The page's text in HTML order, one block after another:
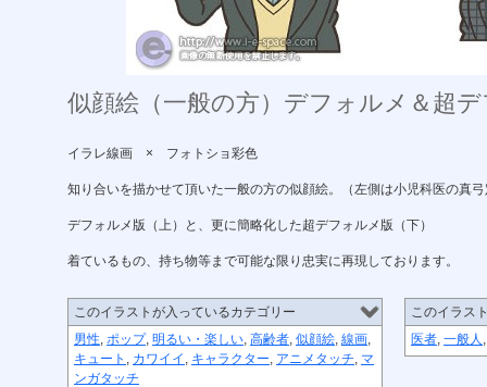
似顔絵（一般の方）デフォルメ＆超
イラレ線画 × フォトショ彩色
知り合いを描かせて頂いた一般の方の似顔絵。（左側は小児科医の真
デフォルメ版（上）と、更に簡略化した超デフォルメ版（下）
着ているもの、持ち物等まで可能な限り忠実に再現しております。
このイラストが入っているカテゴリー
男性, ポップ, 明るい・楽しい, 高齢者, 似顔絵, 線画,
キュート , カワイイ , キャラクター, アニメタッチ, マ
ンガタッチ
このイラス
医者, 一般人